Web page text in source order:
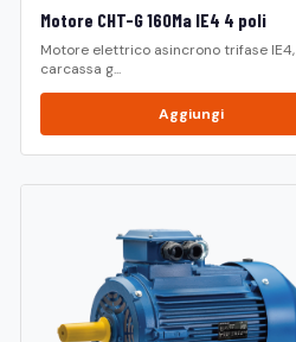
Motore CHT-G 160Ma IE4 4 poli
Motore elettrico asincrono trifase IE4,
carcassa g...
Aggiungi